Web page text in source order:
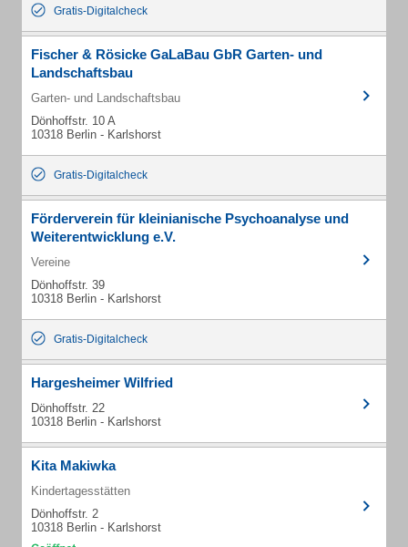
Gratis-Digitalcheck
Fischer & Rösicke GaLaBau GbR Garten- und
Landschaftsbau
Garten- und Landschaftsbau
Dönhoffstr. 10 A
10318 Berlin - Karlshorst
Gratis-Digitalcheck
Förderverein für kleinianische Psychoanalyse und
Weiterentwicklung e.V.
Vereine
Dönhoffstr. 39
10318 Berlin - Karlshorst
Gratis-Digitalcheck
Hargesheimer Wilfried
Dönhoffstr. 22
10318 Berlin - Karlshorst
Kita Makiwka
Kindertagesstätten
Dönhoffstr. 2
10318 Berlin - Karlshorst